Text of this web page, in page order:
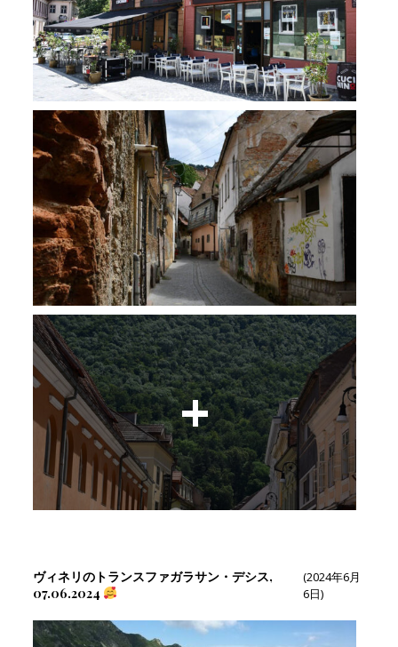
ヴィネリのトランスファガラサン・デシス,
07.06.2024
(2024年6月
6日)